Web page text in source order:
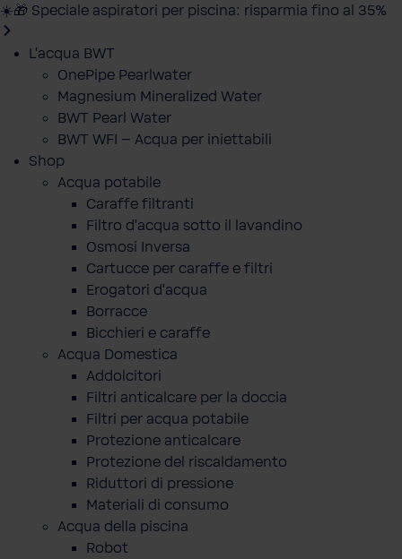
☀️🎁 Speciale aspiratori per piscina: risparmia fino al 35%
L'acqua BWT
OnePipe Pearlwater
Magnesium Mineralized Water
BWT Pearl Water
BWT WFI – Acqua per iniettabili
Shop
Acqua potabile
Caraffe filtranti
Filtro d'acqua sotto il lavandino
Osmosi Inversa
Cartucce per caraffe e filtri
Erogatori d'acqua
Borracce
Bicchieri e caraffe
Acqua Domestica
Addolcitori
Filtri anticalcare per la doccia
Filtri per acqua potabile
Protezione anticalcare
Protezione del riscaldamento
Riduttori di pressione
Materiali di consumo
Acqua della piscina
Robot